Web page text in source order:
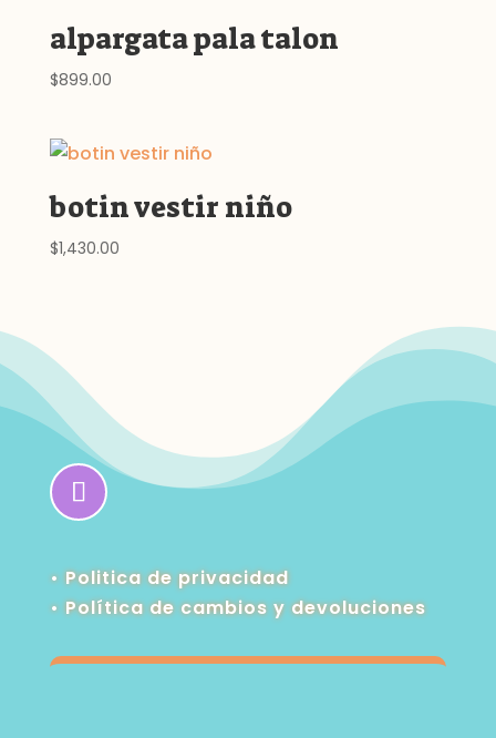
hasta
alpargata pala talon
$899.00
botin vestir niño
$1,430.00
• Politica de privacidad
•Política de cambios y devoluciones